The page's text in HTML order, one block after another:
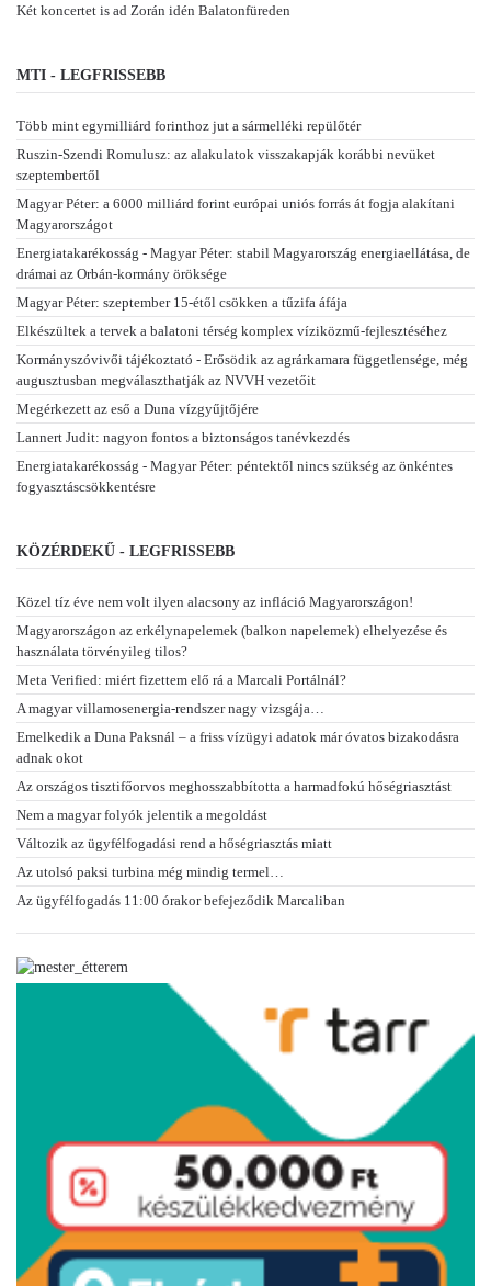
Két koncertet is ad Zorán idén Balatonfüreden
MTI - LEGFRISSEBB
Több mint egymilliárd forinthoz jut a sármelléki repülőtér
Ruszin-Szendi Romulusz: az alakulatok visszakapják korábbi nevüket
szeptembertől
Magyar Péter: a 6000 milliárd forint európai uniós forrás át fogja alakítani
Magyarországot
Energiatakarékosság - Magyar Péter: stabil Magyarország energiaellátása, de
drámai az Orbán-kormány öröksége
Magyar Péter: szeptember 15-étől csökken a tűzifa áfája
Elkészültek a tervek a balatoni térség komplex víziközmű-fejlesztéséhez
Kormányszóvivői tájékoztató - Erősödik az agrárkamara függetlensége, még
augusztusban megválaszthatják az NVVH vezetőit
Megérkezett az eső a Duna vízgyűjtőjére
Lannert Judit: nagyon fontos a biztonságos tanévkezdés
Energiatakarékosság - Magyar Péter: péntektől nincs szükség az önkéntes
fogyasztáscsökkentésre
KÖZÉRDEKŰ - LEGFRISSEBB
Közel tíz éve nem volt ilyen alacsony az infláció Magyarországon!
Magyarországon az erkélynapelemek (balkon napelemek) elhelyezése és
használata törvényileg tilos?
Meta Verified: miért fizettem elő rá a Marcali Portálnál?
A magyar villamosenergia-rendszer nagy vizsgája…
Emelkedik a Duna Paksnál – a friss vízügyi adatok már óvatos bizakodásra
adnak okot
Az országos tisztifőorvos meghosszabbította a harmadfokú hőségriasztást
Nem a magyar folyók jelentik a megoldást
Változik az ügyfélfogadási rend a hőségriasztás miatt
Az utolsó paksi turbina még mindig termel…
Az ügyfélfogadás 11:00 órakor befejeződik Marcaliban